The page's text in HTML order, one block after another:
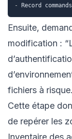
-
Ensuite,
modification :
fichiers à
Cette étape
de repérer les
Inventaire des